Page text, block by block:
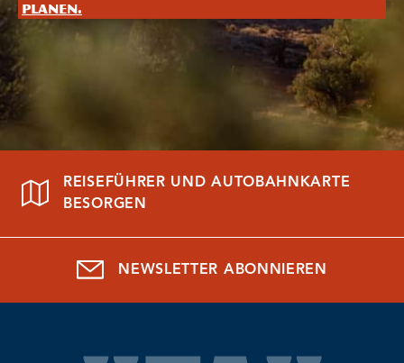
planen.
REISEFÜHRER UND AUTOBAHNKARTE
BESORGEN
NEWSLETTER ABONNIEREN